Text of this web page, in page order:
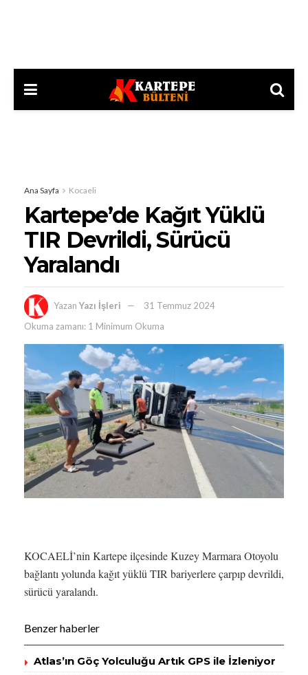
Ana Sayfa Kocaeli
Kartepe’de Kağıt Yüklü
TIR Devrildi, Sürücü
Yaralandı
Yazan Yazı İşleri
31 Temmuz 2024
Okuma zamanı: 1 Minimum Okuma
KOCAELİ’nin Kartepe ilçesinde Kuzey Marmara Otoyolu
bağlantı yolunda kağıt yüklü TIR bariyerlere çarpıp devrildi,
sürücü yaralandı.
Benzer haberler
Atlas’ın Göç Yolculuğu Artık GPS ile İzleniyor